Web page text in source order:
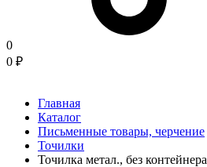
0
0 ₽
Главная
Каталог
Письменные товары, черчение
Точилки
Точилка метал., без контейнера